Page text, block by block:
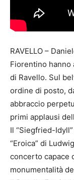
RAVELLO –
Fiorentino hanno
di Ravello. Sul
ordine di posto,
abbraccio
primi applausi
Il “Siegfried-
“Eroica” di
concerto capace
monumentalità